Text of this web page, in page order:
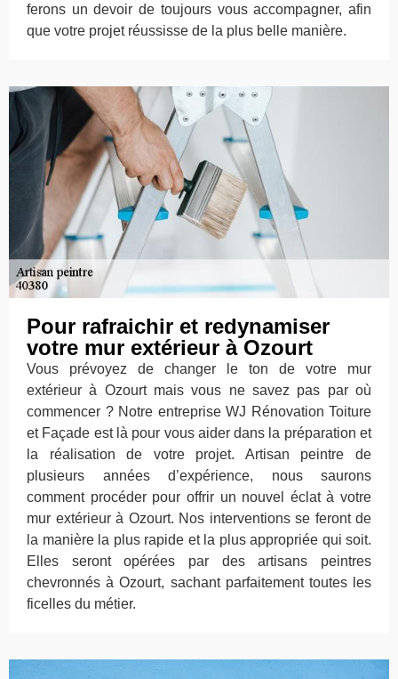
ferons un devoir de toujours vous accompagner, afin
que votre projet réussisse de la plus belle manière.
Pour rafraichir et redynamiser
votre mur extérieur à Ozourt
Vous prévoyez de changer le ton de votre mur
extérieur à Ozourt mais vous ne savez pas par où
commencer ? Notre entreprise WJ Rénovation Toiture
et Façade est là pour vous aider dans la préparation et
la réalisation de votre projet. Artisan peintre de
plusieurs années d’expérience, nous saurons
comment procéder pour offrir un nouvel éclat à votre
mur extérieur à Ozourt. Nos interventions se feront de
la manière la plus rapide et la plus appropriée qui soit.
Elles seront opérées par des artisans peintres
chevronnés à Ozourt, sachant parfaitement toutes les
ficelles du métier.